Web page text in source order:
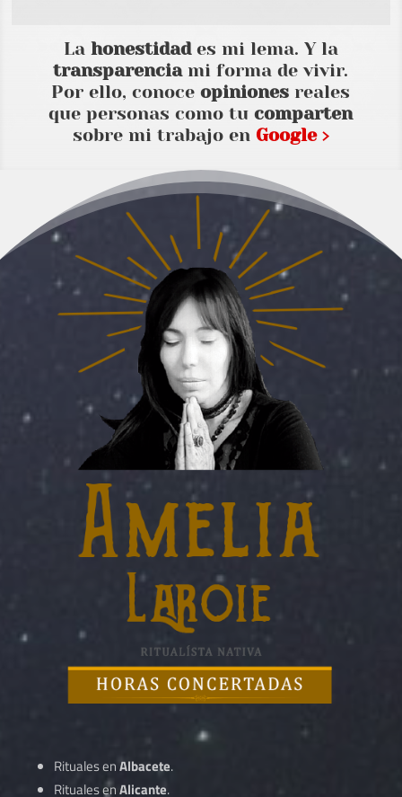
La honestidades mi lema. Y la
transparenciami forma de vivir.
Por ello, conoceopiniones reales
que personas como tucomparten
sobre mi trabajo en Google ›
Rituales enAlbacete.
Rituales enAlicante.